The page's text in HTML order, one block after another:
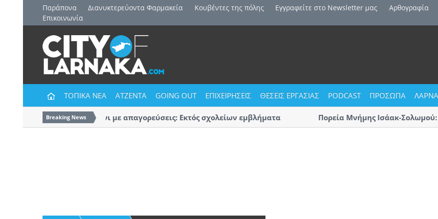
Παράπονα Διανυκτερεύοντα Φαρμακεία Kουβέντες της πόλης Εγγραφείτε στο Newsletter μας Αρθογραφία
Επικοινωνία
ΤΟΠΙΚΑ ΝΕΑ ΑΤΖΕΝΤΑ GOING OUT ΕΠΙΧΕΙΡΗΣΕΙΣ ΘΕΣΕΙΣ ΕΡΓΑΣΙΑΣ PODCAST ΠΡΟΣΩΠΑ
Breaking News
Πρώτο κουδούνι με απαγορεύσεις: Εκτός σχολείων εμβλήματα
κομμάτων και ομάδων
Πορεία Μνήμης Ισάακ-Σολωμού:
Αύριο η μεγάλη πορεία «με οδηγό